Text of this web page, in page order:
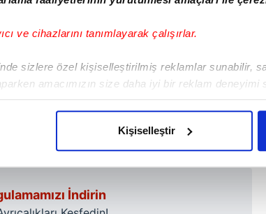
ve cihazlarını tanımlayarak çalışırlar.
sizlere özel kişiselleştirilmiş reklamlar sunabilir,
amacımızın size daha iyi bir reklam
gelen çabayı gösterdiğimizi ve bu noktada,
sizlere hatırlatmak isteriz.
çerezlere izin vermedikleri takdirde, kullanıcılara
için İnternet Sitemizde kendimize ve üçüncü
verileriniz işlenmekte olup gerekli olan çerezler bilgi
Kişiselleştir
İndirin